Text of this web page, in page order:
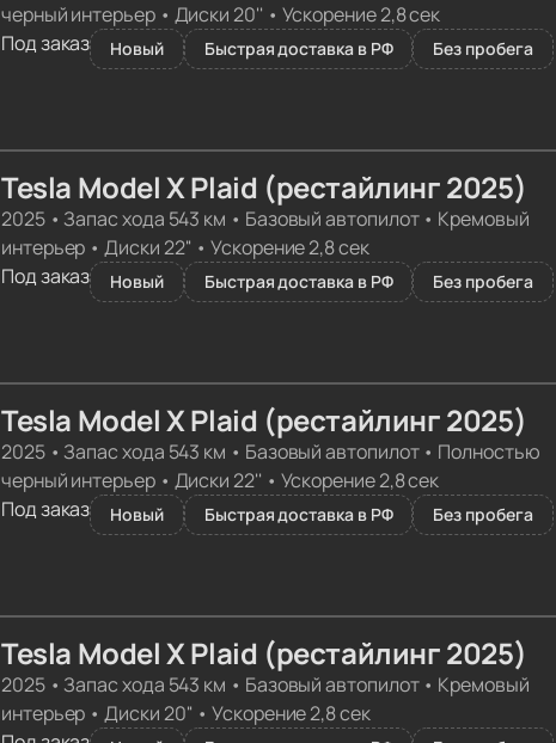
черный интерьер• Диски 20'' • Ускорение 2,8 сек
Под заказ
Новый Быстрая доставка в РФ Без пробега
Tesla Model X Plaid (рестайлинг 2025)
2025• Запас хода 543 км • Базовый автопилот• Кремовый
интерьер •Диски 22'' •Ускорение 2,8 сек
Под заказ
Новый Быстрая доставка в РФ Без пробега
Tesla Model X Plaid (рестайлинг 2025)
2025• Запас хода 543 км • Базовый автопилот• Полностью
черный интерьер• Диски 22'' • Ускорение 2,8 сек
Под заказ
Новый Быстрая доставка в РФ Без пробега
Tesla Model X Plaid (рестайлинг 2025)
2025• Запас хода 543 км • Базовый автопилот• Кремовый
интерьер •Диски 20'' •Ускорение 2,8 сек